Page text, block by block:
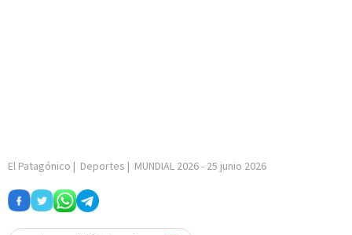
El Patagónico | Deportes | MUNDIAL 2026- 25 junio 2026